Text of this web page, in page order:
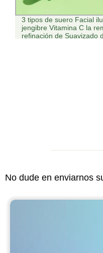
Baño de tejido sin tejer
limpieza para las
Productos PET
No dude en enviarnos